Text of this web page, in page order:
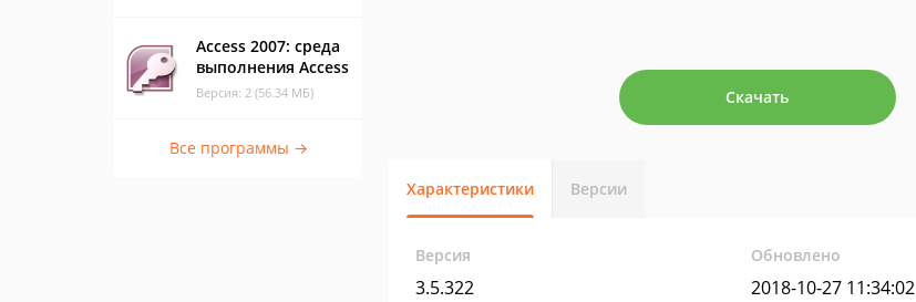
Access 2007: среда
выполнения Access
Версия: 2 (56.34 МБ)
Все программы →
Скачать
Характеристики Версии
Версия
3.5.322
Обновлено
2018-10-27 11:34:02